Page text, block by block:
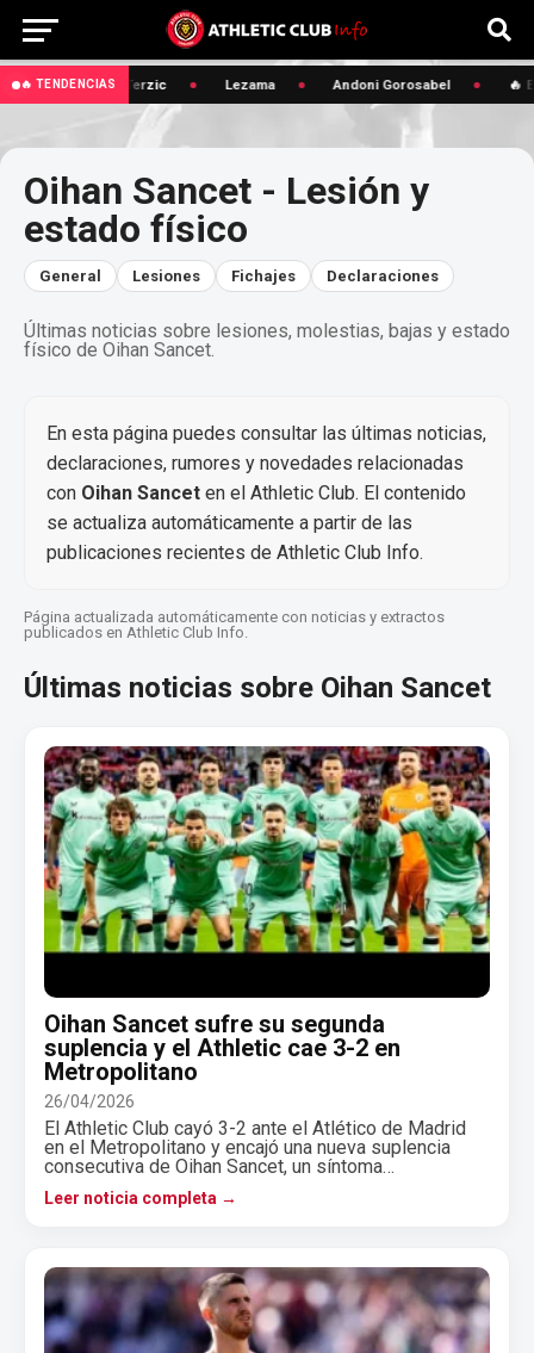
🔥 TENDENCIAS
🔥 Edin Terzic Lezama Andoni Gorosabel 🔥
Oihan Sancet - Lesión y
estado físico
General Lesiones Fichajes Declaraciones
Últimas noticias sobre lesiones, molestias, bajas y estado
físico de Oihan Sancet.
En esta página puedes consultar las últimas noticias,
declaraciones, rumores y novedades relacionadas
con Oihan Sancet en el Athletic Club. El contenido
se actualiza automáticamente a partir de las
publicaciones recientes de Athletic Club Info.
Página actualizada automáticamente con noticias y extractos
publicados en Athletic Club Info.
Últimas noticias sobre Oihan Sancet
Oihan Sancet sufre su segunda
suplencia y el Athletic cae 3-2 en
Metropolitano
26/04/2026
El Athletic Club cayó 3-2 ante el Atlético de Madrid
en el Metropolitano y encajó una nueva suplencia
consecutiva de Oihan Sancet, un síntoma…
Leer noticia completa →